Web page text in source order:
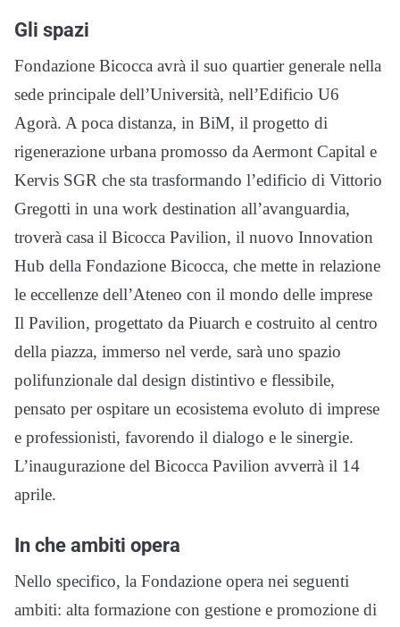
Gli spazi
Fondazione Bicocca avrà il suo quartier generale nella
sede principale dell’Università, nell’Edificio U6
Agorà. A poca distanza, in BiM, il progetto di
rigenerazione urbana promosso da Aermont Capital e
Kervis SGR che sta trasformando l’edificio di Vittorio
Gregotti in una work destination all’avanguardia,
troverà casa il Bicocca Pavilion, il nuovo Innovation
Hub della Fondazione Bicocca, che mette in relazione
le eccellenze dell’Ateneo con il mondo delle imprese
Il Pavilion, progettato da Piuarch e costruito al centro
della piazza, immerso nel verde, sarà uno spazio
polifunzionale dal design distintivo e flessibile,
pensato per ospitare un ecosistema evoluto di imprese
e professionisti, favorendo il dialogo e le sinergie.
L’inaugurazione del Bicocca Pavilion avverrà il 14
aprile.
In che ambiti opera
Nello specifico, la Fondazione opera nei seguenti
ambiti: alta formazione con gestione e promozione di